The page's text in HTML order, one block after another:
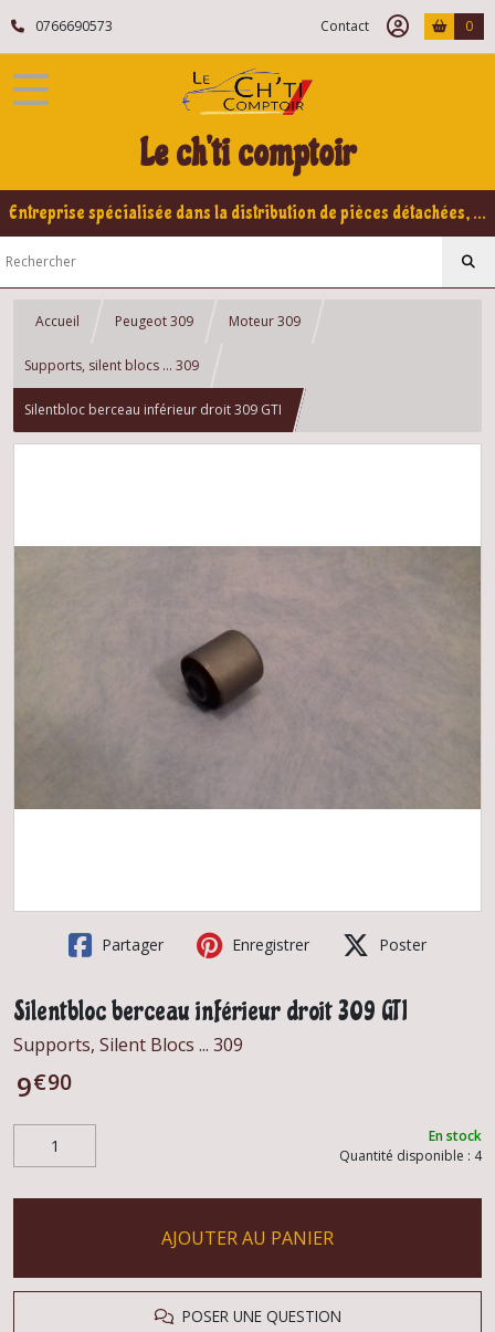
0766690573 Contact 0
Le ch'ti comptoir
Entreprise spécialisée dans la distribution de pièces détachées, refabrication pour voitures Yountimers Peugeot 205 GTI, 309 GTI - GTI16
Accueil Peugeot 309 Moteur 309
Supports, silent blocs ... 309
Silentbloc berceau inférieur droit 309 GTI
Partager Enregistrer Poster
Silentbloc berceau inférieur droit 309 GTI
Supports, Silent Blocs ... 309
9€90
En stock
Quantité disponible : 4
AJOUTER AU PANIER
POSER UNE QUESTION